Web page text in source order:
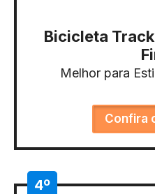
Bicicleta
Melhor para
Confira
4º